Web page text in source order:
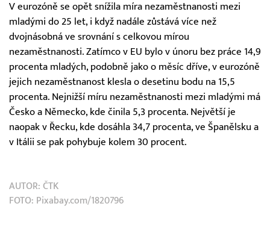
V eurozóně se opět snížila míra nezaměstnanosti mezi
mladými do 25 let, i když nadále zůstává více než
dvojnásobná ve srovnání s celkovou mírou
nezaměstnanosti. Zatímco v EU bylo v únoru bez práce 14,9
procenta mladých, podobně jako o měsíc dříve, v eurozóně
jejich nezaměstnanost klesla o desetinu bodu na 15,5
procenta. Nejnižší míru nezaměstnanosti mezi mladými má
Česko a Německo, kde činila 5,3 procenta. Největší je
naopak v Řecku, kde dosáhla 34,7 procenta, ve Španělsku a
v Itálii se pak pohybuje kolem 30 procent.
AUTOR: ČTK
FOTO: Pixabay.com/1820796